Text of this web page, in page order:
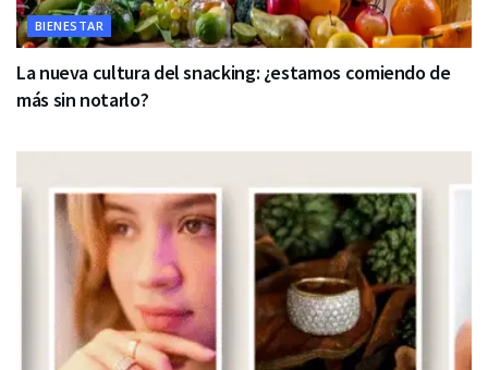
BIENESTAR
La nueva cultura del snacking: ¿estamos comiendo de
más sin notarlo?